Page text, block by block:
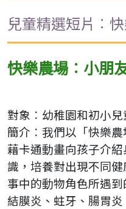
兒童精選短片︰
快樂農場︰小朋
對象︰幼稚園和初小兒
簡介︰我們以「快樂
藉卡通動畫向孩子介
識，培養對出現不同
事中的動物角色所遇
結膜炎、蛀牙、腸胃